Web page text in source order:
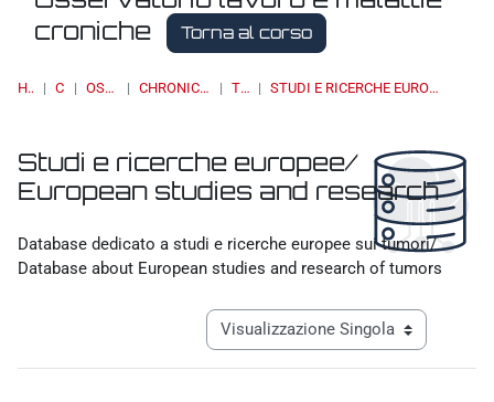
croniche
Torna al corso
HOME OSSERVATORI CHRONIC DISEASES & WORK TOPIC 11 STUDI E RICERCHE EUROPEE/ EUROPEAN STUDIES AND RESEARCH
Studi e ricerche europee/
European studies and research
Database dedicato a studi e ricerche europee sui tumori/
Database about European studies and research of tumors
Navigazione terziaria modalità